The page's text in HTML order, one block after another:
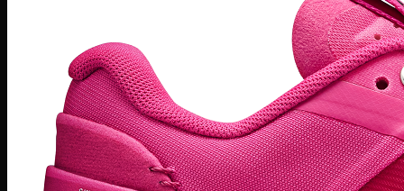
Giày chạy Nike
Giày chạy NB
Giày chạy Puma
Giày chạy Adidas
Giày Chạy Asics
Giày chạy Under Armour
Giày chạy Hoka
Giày chạy ON